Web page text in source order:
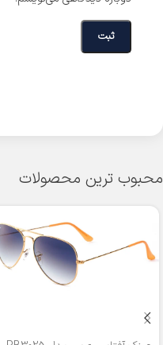
محبوب ترین محصولات